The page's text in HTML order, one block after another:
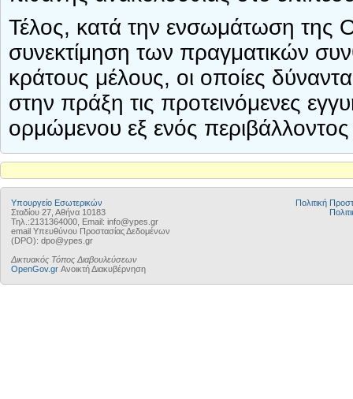
Τέλος, κατά την ενσωμάτωση της
συνεκτίμηση των πραγματικών
κράτους μέλους, οι οποίες
στην πράξη τις προτεινόμενες
ορμώμενου εξ ενός περιβάλλοντος
Υπουργείο Εσωτερικών
Σταδίου 27, Αθήνα 10183
Τηλ.:2131364000, Email: info@ypes.gr
email Υπευθύνου Προστασίας Δεδομένων
(DPO): dpo@ypes.gr
Δικτυακός Τόπος Διαβουλεύσεων
OpenGov.gr Ανοικτή Διακυβέρνηση
Πολιτική